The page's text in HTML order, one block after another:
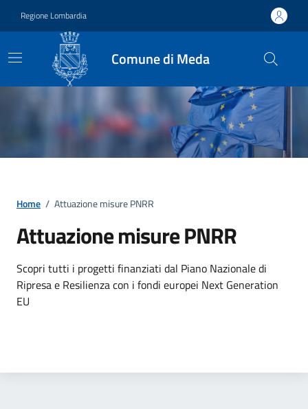
Regione Lombardia
Comune di Meda
Home / Attuazione misure PNRR
Attuazione misure PNRR
Scopri tutti i progetti finanziati dal Piano Nazionale di
Ripresa e Resilienza con i fondi europei Next Generation
EU